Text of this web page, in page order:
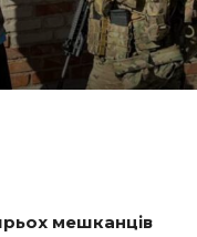
мешканців